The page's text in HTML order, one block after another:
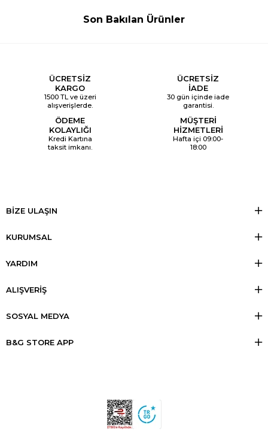
Son Bakılan Ürünler
ÜCRETSİZ
KARGO
1500 TL ve üzeri
alışverişlerde.
ÜCRETSİZ
İADE
30 gün içinde iade
garantisi.
ÖDEME
KOLAYLIĞI
Kredi Kartına
taksit imkanı.
MÜŞTERİ
HİZMETLERİ
Hafta içi 09:00-
18:00
BİZE ULAŞIN
KURUMSAL
YARDIM
ALIŞVERİŞ
SOSYAL MEDYA
B&G STORE APP